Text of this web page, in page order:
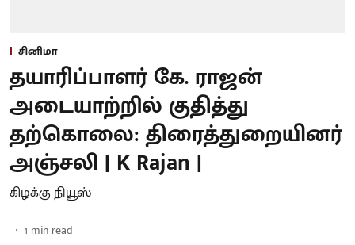
சினிமா
தயாரிப்பாளர் கே. ராஜன்
அடையாற்றில் குதித்து
தற்கொலை: திரைத்துறையினர்
அஞ்சலி | K Rajan |
கிழக்கு நியூஸ்
1 min read